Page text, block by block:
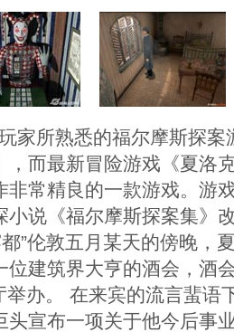
所熟悉的福尔摩斯探案
，而最新冒险游戏《夏洛
非常精良的一款游戏。游
小说《福尔摩斯探案集》
”伦敦五月某天的傍晚，
位建筑界大亨的酒会，酒
举办。 在来宾的流言蜚语
头宣布一项关于他今后事